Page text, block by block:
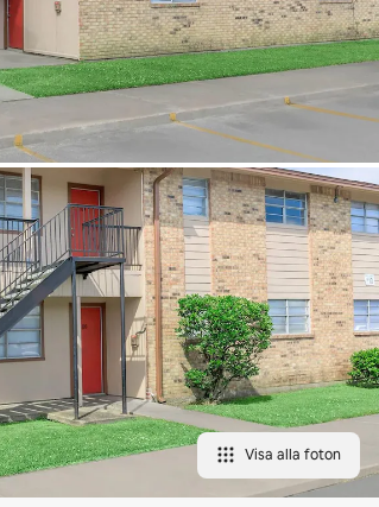
Visa alla foton